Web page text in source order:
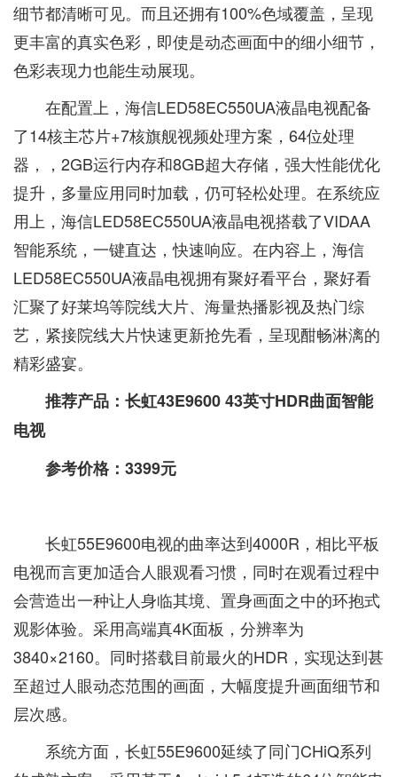
细节都清晰可见。而且还拥有100%色域覆盖，呈现
更丰富的真实色彩，即使是动态画面中的细小细节，
色彩表现力也能生动展现。
在配置上，海信LED58EC550UA液晶电视配备
了14核主芯片+7核旗舰视频处理方案，64位处理
器，，2GB运行内存和8GB超大存储，强大性能优化
提升，多量应用同时加载，仍可轻松处理。在系统应
用上，海信LED58EC550UA液晶电视搭载了VIDAA
智能系统，一键直达，快速响应。在内容上，海信
LED58EC550UA液晶电视拥有聚好看平台，聚好看
汇聚了好莱坞等院线大片、海量热播影视及热门综
艺，紧接院线大片快速更新抢先看，呈现酣畅淋漓的
精彩盛宴。
推荐产品：长虹43E9600 43英寸HDR曲面智能
电视
参考价格：3399元
长虹55E9600电视的曲率达到4000R，相比平板
电视而言更加适合人眼观看习惯，同时在观看过程中
会营造出一种让人身临其境、置身画面之中的环抱式
观影体验。采用高端真4K面板，分辨率为
3840×2160。同时搭载目前最火的HDR，实现达到甚
至超过人眼动态范围的画面，大幅度提升画面细节和
层次感。
系统方面，长虹55E9600延续了同门CHiQ系列